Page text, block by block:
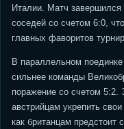
Италии. Матч завершился
соседей со счетом 6:0,
главных фаворитов
В параллельном поединке
сильнее команды
поражение со счетом 5:2.
австрийцам укрепить
как британцам предстоит